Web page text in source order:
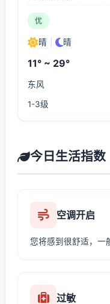
优
晴 晴
11° ~ 29°
东风
1-3级
今日生活指数
空调开启
您将感到很舒适，一
过敏